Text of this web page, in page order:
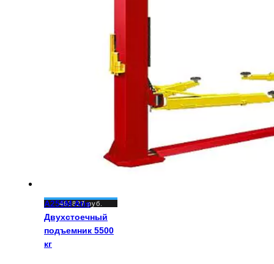
A255M Atis
Двухстоечный
подъемник 5500
кг
463827руб.